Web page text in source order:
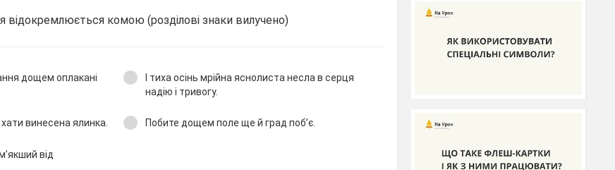
відокремлюється комою (розділові знаки вилучено)
дощем оплакані
І тиха осінь мрійна яснолиста несла в серця
надію і тривогу.
хати винесена ялинка. Побите дощем поле ще й град поб’є.
від